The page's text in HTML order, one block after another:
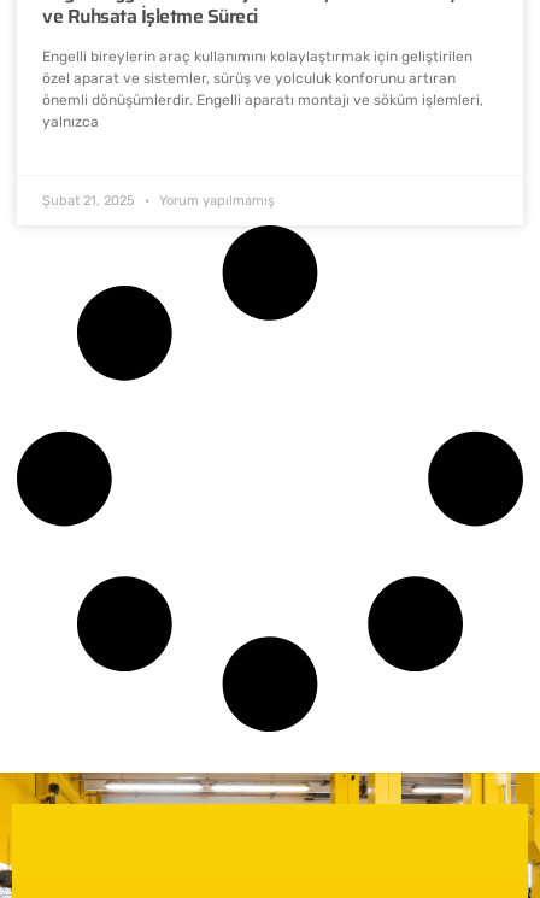
ve Ruhsata İşletme Süreci
Engelli bireylerin araç kullanımını kolaylaştırmak için geliştirilen
özel aparat ve sistemler, sürüş ve yolculuk konforunu artıran
önemli dönüşümlerdir. Engelli aparatı montajı ve söküm işlemleri,
yalnızca
Şubat 21, 2025 Yorum yapılmamış